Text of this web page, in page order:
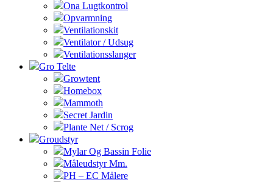
Ona Lugtkontrol
Opvarmning
Ventilationskit
Ventilator / Udsug
Ventilationsslanger
Gro Telte
Growtent
Homebox
Mammoth
Secret Jardin
Plante Net / Scrog
Groudstyr
Mylar Og Bassin Folie
Måleudstyr Mm.
PH – EC Målere